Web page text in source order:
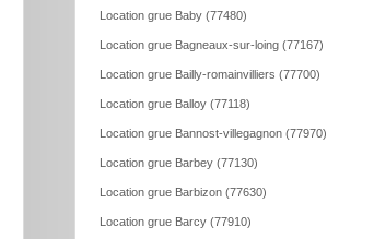
Location grue Baby (77480)
Location grue Bagneaux-sur-loing (77167)
Location grue Bailly-romainvilliers (77700)
Location grue Balloy (77118)
Location grue Bannost-villegagnon (77970)
Location grue Barbey (77130)
Location grue Barbizon (77630)
Location grue Barcy (77910)